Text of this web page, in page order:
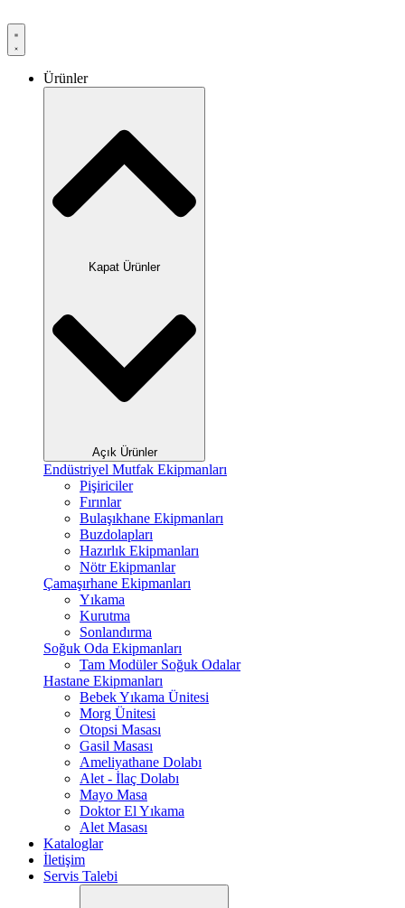
Ürünler
Kapat Ürünler
Açık Ürünler
Endüstriyel Mutfak Ekipmanları
Pişiriciler
Fırınlar
Bulaşıkhane Ekipmanları
Buzdolapları
Hazırlık Ekipmanları
Nötr Ekipmanlar
Çamaşırhane Ekipmanları
Yıkama
Kurutma
Sonlandırma
Soğuk Oda Ekipmanları
Tam Modüler Soğuk Odalar
Hastane Ekipmanları
Bebek Yıkama Ünitesi
Morg Ünitesi
Otopsi Masası
Gasil Masası
Ameliyathane Dolabı
Alet - İlaç Dolabı
Mayo Masa
Doktor El Yıkama
Alet Masası
Kataloglar
İletişim
Servis Talebi